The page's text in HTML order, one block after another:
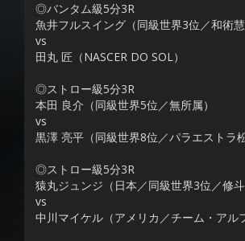
◎バンタム級5分3R
魚井フルスイング（同級世界3位／和術慧
vs
田丸 匠（NASCER DO SOL）
◎ストロー級5分3R
本田 良介（同級世界5位／無所属）
vs
黒澤 亮平（同級世界8位／パラエストラ松
◎ストロー級5分3R
猿丸ジュンジ（日本／同級世界3位／修斗
vs
中川マイケル（アメリカ／チーム・アル